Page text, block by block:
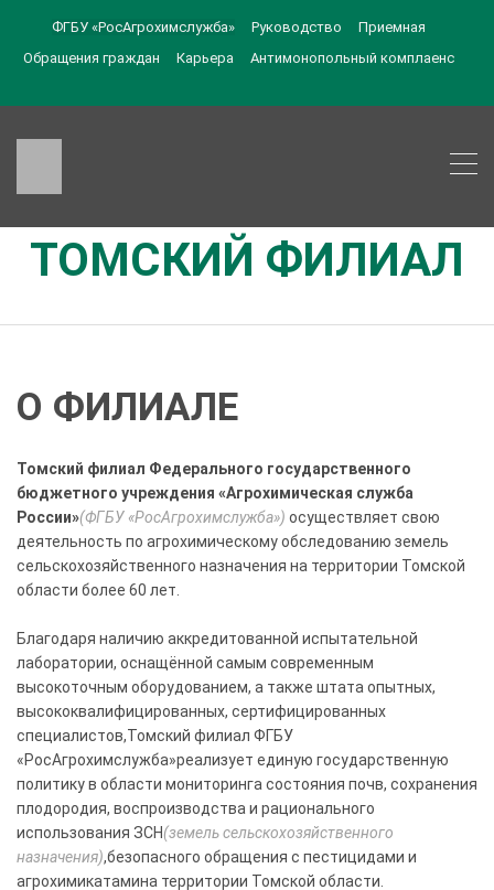
ФГБУ «РосАгрохимслужба» Руководство
Приемная
Обращения граждан
Карьера Антимонопольный комплаенс
ТОМСКИЙ ФИЛИАЛ
О ФИЛИАЛЕ
Томский филиал Федерального государственного
бюджетного учреждения «Агрохимическая служба
России»(ФГБУ «РосАгрохимслужба») осуществляет свою
деятельность по агрохимическому обследованию земель
сельскохозяйственного назначения на территории Томской
области более 60 лет.
Благодаря наличию аккредитованной испытательной
лаборатории, оснащённой самым современным
высокоточным оборудованием, а также штата опытных,
высококвалифицированных, сертифицированных
специалистов,Томский филиал ФГБУ
«РосАгрохимслужба»реализует единую государственную
политику в области мониторинга состояния почв, сохранения
плодородия, воспроизводства и рационального
использования ЗСН(земель сельскохозяйственного
назначения),безопасного обращения с пестицидами и
агрохимикатамина территории Томской области.